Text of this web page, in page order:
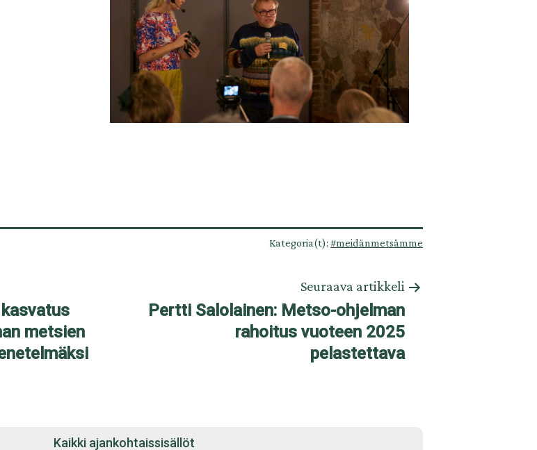
Kategoria(t): #meidänmetsämme
metsien
Seuraava artikkeli
Pertti Salolainen: Metso-ohjelman
rahoitus vuoteen 2025
pelastettava
Kaikki ajankohtaissisällöt